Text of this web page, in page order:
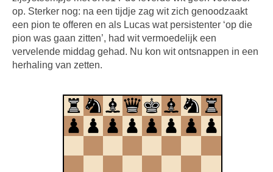
op. Sterker nog: na een tijdje zag wit zich genoodzaakt
een pion te offeren en als Lucas wat persistenter ‘op die
pion was gaan zitten’, had wit vermoedelijk een
vervelende middag gehad. Nu kon wit ontsnappen in een
herhaling van zetten.